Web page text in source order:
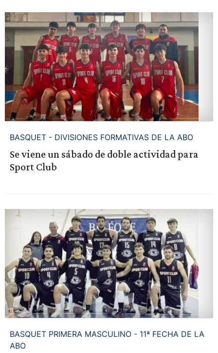
BASQUET - DIVISIONES FORMATIVAS DE LA ABO
Se viene un sábado de doble actividad para
Sport Club
BASQUET PRIMERA MASCULINO - 11ª FECHA DE LA
ABO